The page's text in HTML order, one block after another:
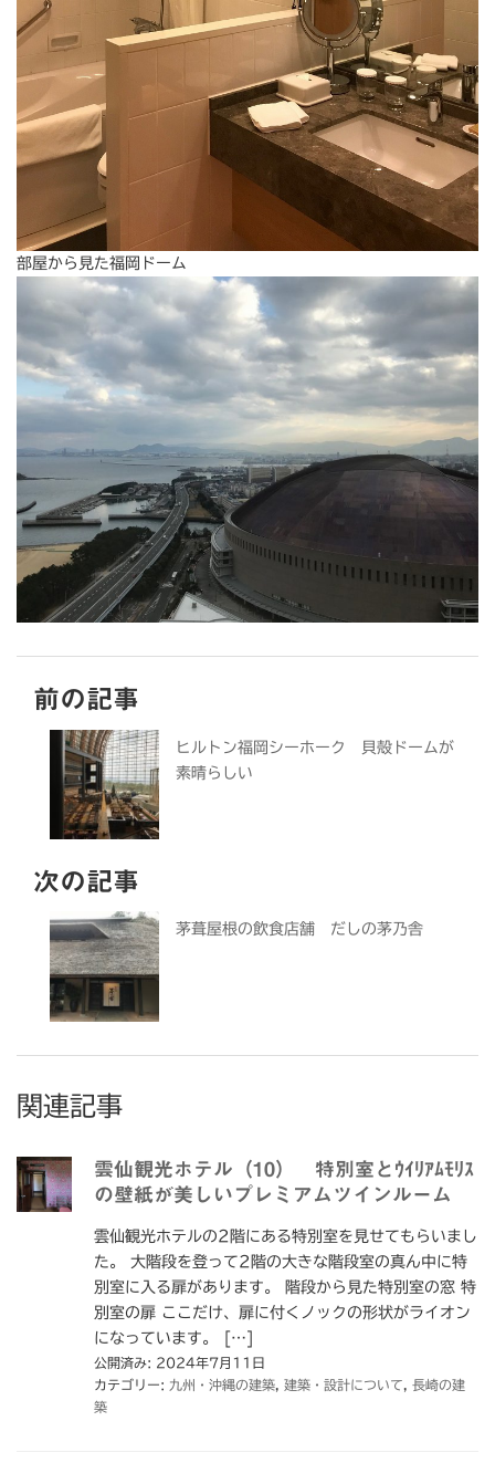
部屋から見た福岡ドーム
前の記事
ヒルトン福岡シーホーク 貝殻ドームが
素晴らしい
次の記事
茅葺屋根の飲食店舗 だしの茅乃舎
関連記事
雲仙観光ホテル（10） 特別室とｳｲﾘｱﾑﾓﾘｽ
の壁紙が美しいプレミアムツインルーム
雲仙観光ホテルの2階にある特別室を見せてもらいまし
た。 大階段を登って2階の大きな階段室の真ん中に特
別室に入る扉があります。 階段から見た特別室の窓 特
別室の扉 ここだけ、扉に付くノックの形状がライオン
になっています。 […]
公開済み: 2024年7月11日
カテゴリー: 九州・沖縄の建築 建築・設計について
長崎の建
築